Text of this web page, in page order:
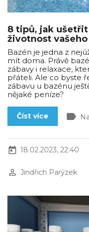
8 tipů, jak
životnost vašeho
Bazén je jedna z
mít doma. Právě
zábavy i relaxace,
přáteli. Ale co byste
zábavu u bazénu
nějaké peníze?
Číst více label
today 18.02.2023, 22:40
perm_identity Jindřich Parýzek